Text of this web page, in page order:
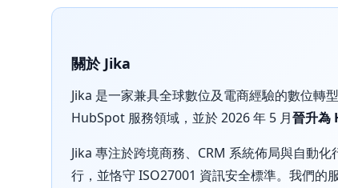
關於 Jika
Jika 是一家兼具全球數位及電商經驗的數位轉
HubSpot 服務領域，並於 2026 年 5 月晉升為
Jika 專注於跨境商務、CRM 系統佈局與自動
行，並恪守 ISO27001 資訊安全標準。我們的